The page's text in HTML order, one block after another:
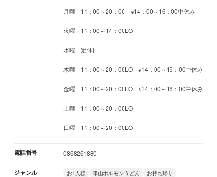
月曜 11：00～20：00 ※14：00～16：00中休み
火曜 11：00～14：00LO
水曜 定休日
木曜 11：00～20：00LO ※14：00～16：00中休み
金曜 11：00～20：00LO ※14：00～16：00中休み
土曜 11：00～20：00LO
日曜 11：00～20：00LO
電話番号 0868261880
ジャンル お1人様 津山ホルモンうどん
お持ち帰り